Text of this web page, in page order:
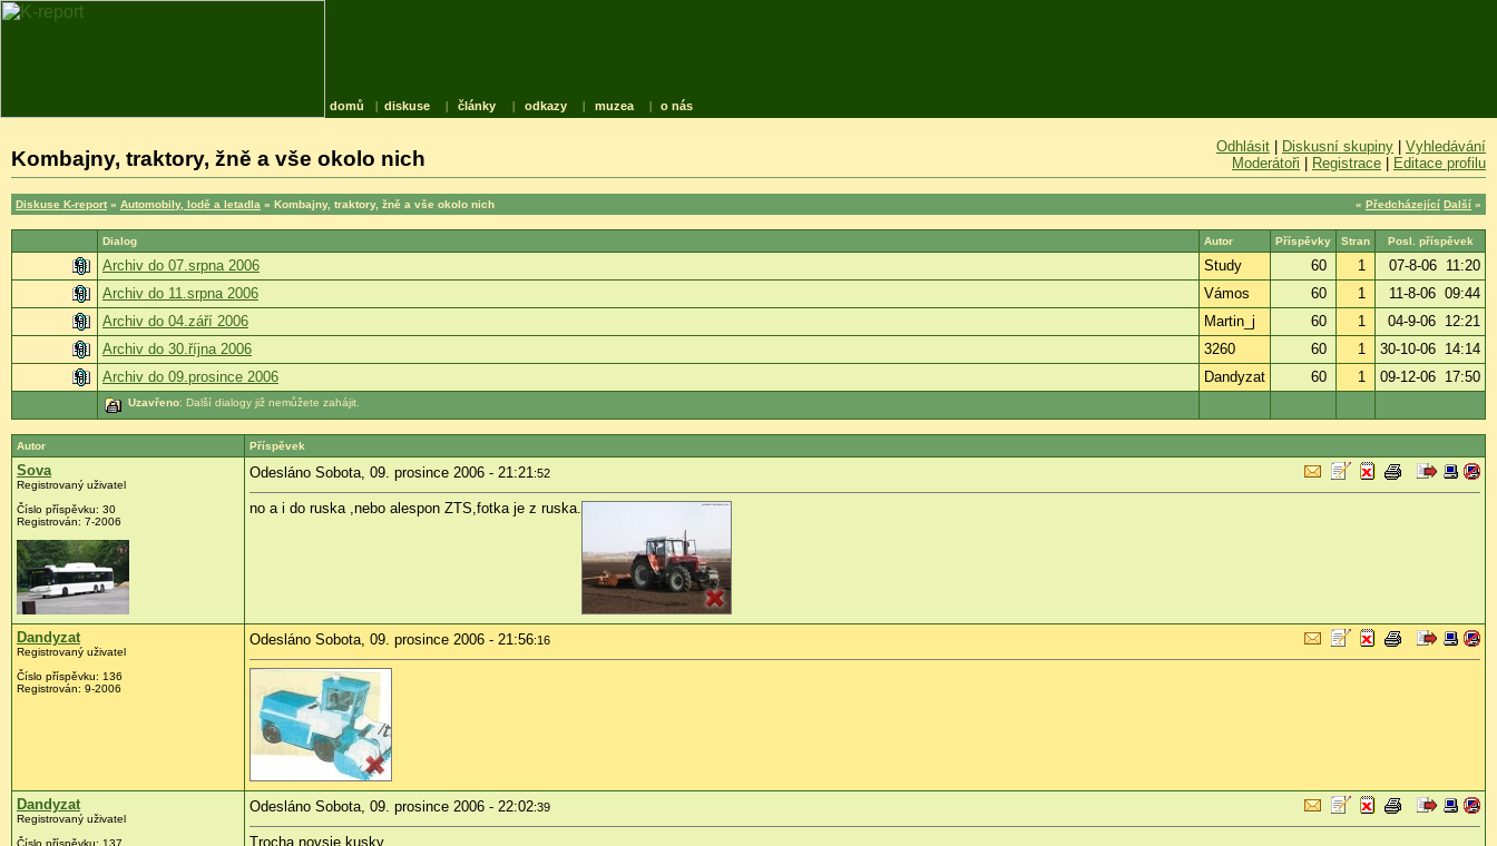
domů | diskuse | články | odkazy | muzea | o nás
Kombajny, traktory, žně a vše okolo nich
Odhlásit Diskusní skupiny
Vyhledávání
Moderátoři
Registrace Editace profilu
Diskuse K-report » Automobily, lodě a letadla » Kombajny, traktory, žně a vše okolo nich « Předcházející Další »
Dialog Autor Příspěvky Stran Posl. příspěvek
Archiv do 07.srpna 2006 Study 60 1
07-8-06 11:20
Archiv do 11.srpna 2006
Vámos 60 1
11-8-06 09:44
Archiv do 04.září 2006
Martin_j 60 1
04-9-06 12:21
Archiv do 30.října 2006
3260 60 1
30-10-06 14:14
Archiv do 09.prosince 2006
Dandyzat 60 1 09-12-06 17:50
Uzavřeno: Další dialogy již nemůžete zahájit.
Autor Příspěvek
Sova
Registrovaný uživatel
Číslo příspěvku: 30
Registrován: 7-2006
Odesláno Sobota, 09. prosince 2006 - 21:21:52
no a i do ruska ,nebo alespon ZTS,fotka je z ruska.
Dandyzat
Registrovaný uživatel
Číslo příspěvku: 136
Registrován: 9-2006
Odesláno Sobota, 09. prosince 2006 - 21:56:16
Dandyzat
Registrovaný uživatel
Odesláno Sobota, 09. prosince 2006 - 22:02:39
Trocha novsie kusky